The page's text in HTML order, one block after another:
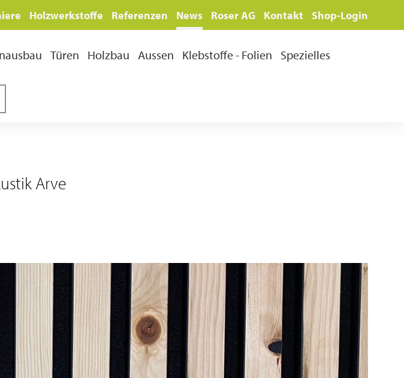
Holzwerkstoffe Referenzen News Roser AG Kontakt Shop-Login
Türen Holzbau Aussen Klebstoffe - Folien Spezielles
Arve